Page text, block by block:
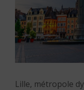
Lille, métropole